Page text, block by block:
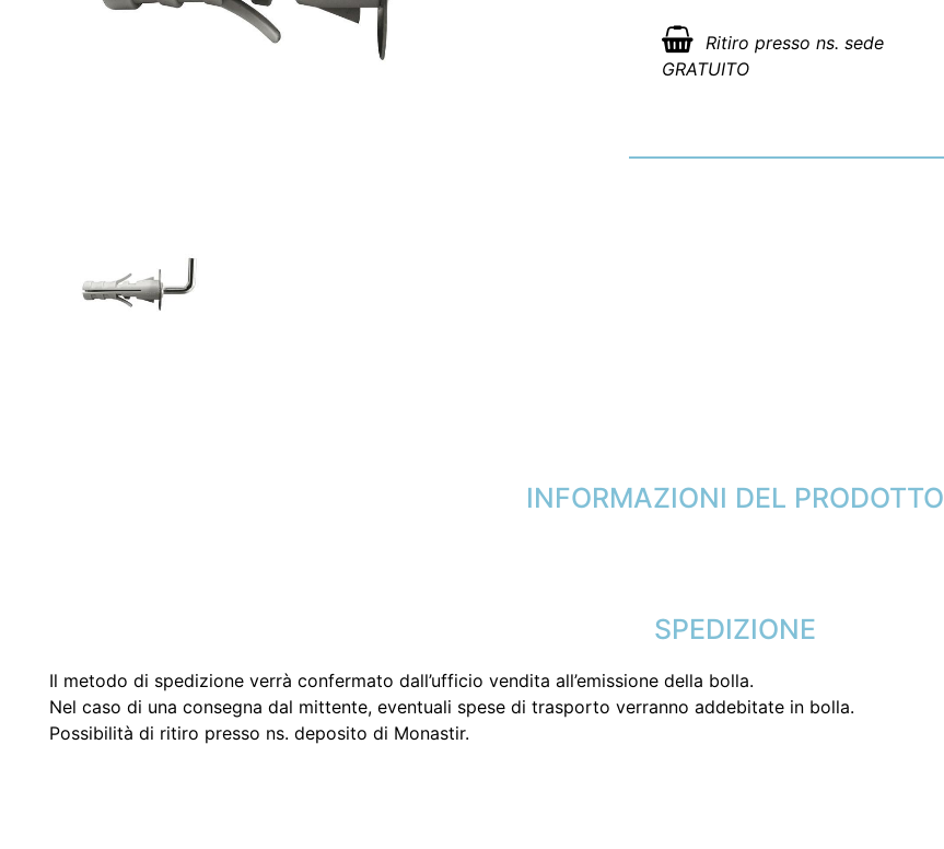
Ritiro presso ns. sede
GRATUITO
INFORMAZIONI DEL PRODOTTO
SPEDIZIONE
Il metodo di spedizione verrà confermato dall’ufficio vendita all’emissione della bolla.
Nel caso di una consegna dal mittente, eventuali spese di trasporto verranno addebitate in bolla.
Possibilità di ritiro presso ns. deposito di Monastir.